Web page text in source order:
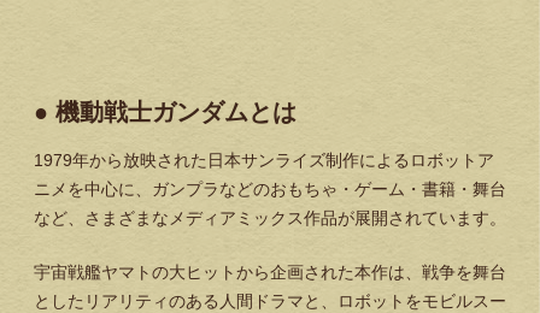
● 機動戦士ガンダムとは
1979年から放映された日本サンライズ制作によるロボットア
ニメを中心に、ガンプラなどのおもちゃ・ゲーム・書籍・舞台
など、さまざまなメディアミックス作品が展開されています。
宇宙戦艦ヤマトの大ヒットから企画された本作は、戦争を舞台
としたリアリティのある人間ドラマと、ロボットをモビルスー